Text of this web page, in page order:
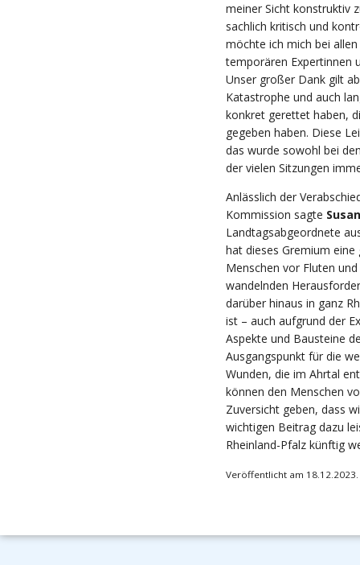
meiner Sicht konstruktiv
sachlich kritisch und
möchte ich mich bei
temporären Expertinnen
Unser großer Dank gilt
Katastrophe und auch
konkret gerettet haben,
gegeben haben. Diese
das wurde sowohl bei
der vielen Sitzungen
Anlässlich der
Kommission sagte
Landtagsabgeordnete
hat dieses Gremium
Menschen vor Fluten
wandelnden
darüber hinaus in ganz
ist – auch aufgrund der
Aspekte und Bausteine
Ausgangspunkt für die
Wunden, die im Ahrtal
können den Menschen
Zuversicht geben, dass
wichtigen Beitrag dazu
Rheinland-Pfalz künftig
Veröffentlicht am 18.12.2023.